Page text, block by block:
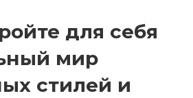
для себя
мир
стилей и